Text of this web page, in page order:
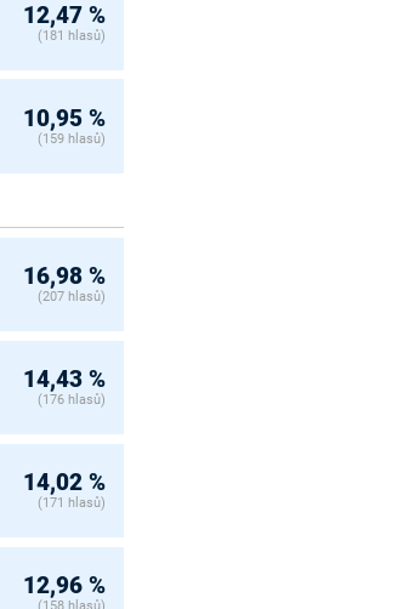
12,47 %
(181 hlasů)
10,95 %
(159 hlasů)
16,98 %
(207 hlasů)
14,43 %
(176 hlasů)
14,02 %
(171 hlasů)
12,96 %
(158 hlasů)